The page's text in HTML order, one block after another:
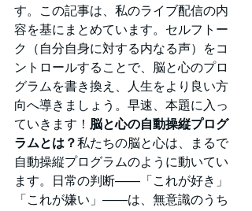
す。この記事は、私のライブ配信の内
容を基にまとめています。セルフトー
ク（自分自身に対する内なる声）をコ
ントロールすることで、脳と心のプロ
グラムを書き換え、人生をより良い方
向へ導きましょう。早速、本題に入っ
ていきます！ 脳と心の自動操縦プログ
ラムとは？私たちの脳と心は、まるで
自動操縦プログラムのように動いてい
ます。日常の判断——「これが好き」
「これが嫌い」——は、無意識のうち